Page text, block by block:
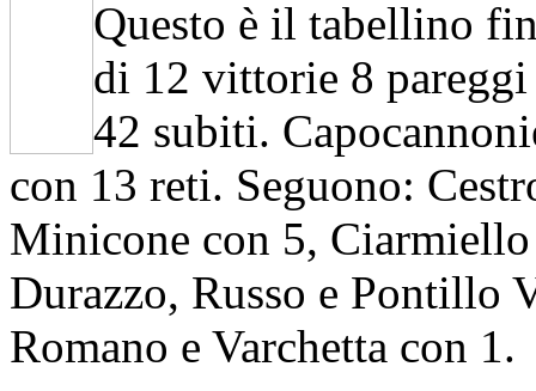
Questo è il tabellino
di 12 vittorie 8
42 subiti.
con 13 reti. Seguono:
Minicone con 5,
Durazzo, Russo e Pontillo
Romano e Varchetta con 1.